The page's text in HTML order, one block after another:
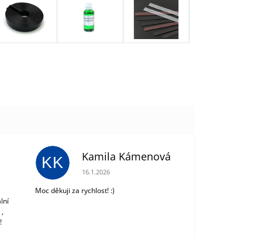
hvězdiček. KK Kamila Kámenová
Hodnocení obchodu je 5 z 5 hvězdiček.
16.1.2026
Moc děkuji za rychlost! :)